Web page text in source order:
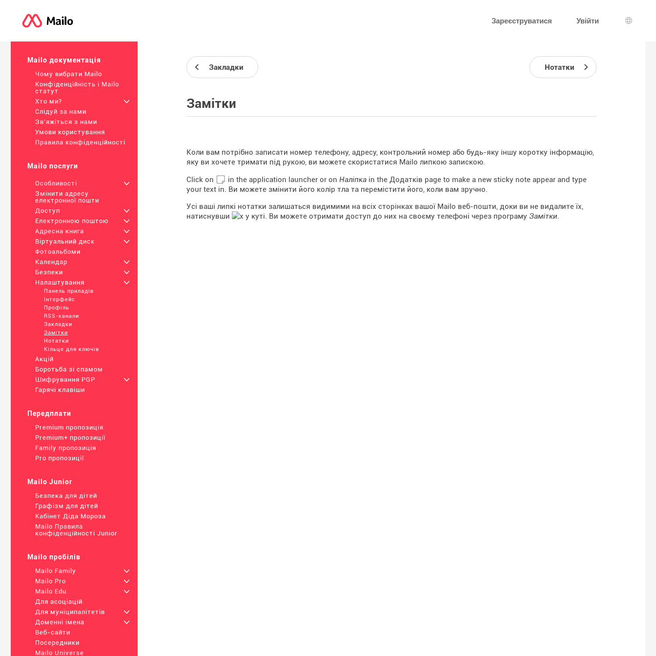
Зареєструватися Увійти
Вибір
Mailo документація
Чому вибрати Mailo
Конфіденційність і Mailo
статут
Хто ми?
+
Слідуй за нами
Зв'яжіться з нами
Умови користування
Правила конфіденційності
Mailo послуги
Особливості
+
Змінити адресу
електронної пошти
Доступ
+
Електронною поштою
+
Адресна книга
+
Віртуальний диск
+
Фотоальбоми
Календар
+
Безпеки
+
Налаштування
+
Панель приладів
Інтерфейс
Профіль
RSS-канали
Закладки
Замітки
Нотатки
Кільце для ключів
Акцій
Боротьба зі спамом
Шифрування PGP
+
Гарячі клавіши
Передплати
Premium пропозиція
Premium+ пропозиції
Family пропозиція
Pro пропозиції
Mailo Junior
Безпека для дітей
Графізм для дітей
Кабінет Діда Мороза
Mailo Правила
конфіденційності Junior
Mailo пробілів
Mailo Family
+
Mailo Pro
+
Mailo Edu
+
Для асоціацій
Для муніципалітетів
+
Доменні імена
+
Веб-сайти
Посередники
Mailo Universe
Закладки Нотатки
Замітки
Коли вам потрібно записати номер телефону, адресу, контрольний номер або будь-яку іншу коротку інформацію,
яку ви хочете тримати під рукою, ви можете скористатися Mailo липкою запискою.
Click on
in the application launcher or on Наліпка in the Додатків page to make a new sticky note appear and type
your text in. Ви можете змінити його колір тла та перемістити його, коли вам зручно.
Усі ваші липкі нотатки залишаться видимими на всіх сторінках вашої Mailo веб-пошти, доки ви не видалите їх,
натиснувши
у куті. Ви можете отримати доступ до них на своєму телефоні через програму Замітки.